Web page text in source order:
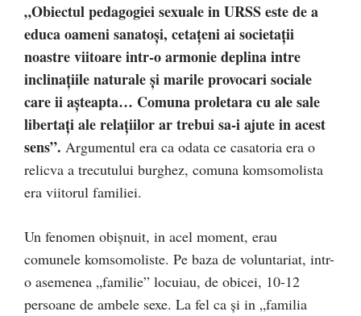
„Obiectul pedagogiei sexuale in URSS este de a
educa oameni sanatoși, cetațeni ai societații
noastre viitoare intr-o armonie deplina intre
inclinațiile naturale și marile provocari sociale
care ii așteapta… Comuna proletara cu ale sale
libertați ale relațiilor ar trebui sa-i ajute in acest
sens”. Argumentul era ca odata ce casatoria era o
relicva a trecutului burghez, comuna komsomolista
era viitorul familiei.
Un fenomen obișnuit, in acel moment, erau
comunele komsomoliste. Pe baza de voluntariat, intr-
o asemenea „familie” locuiau, de obicei, 10-12
persoane de ambele sexe. La fel ca și in „familia